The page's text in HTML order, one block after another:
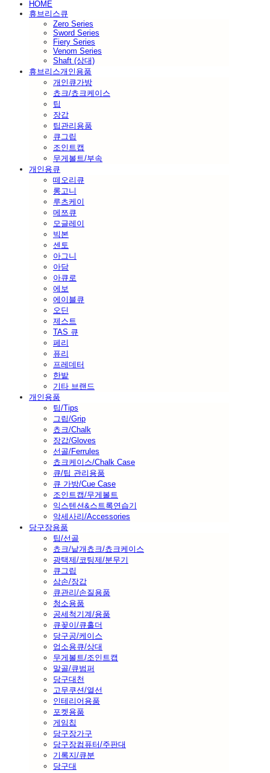
HOME
휴브리스큐
Zero Series
Sword Series
Fiery Series
Venom Series
Shaft (상대)
휴브리스개인용품
개인큐가방
쵸크/쵸크케이스
팁
장갑
팁관리용품
큐그립
조인트캡
무게볼트/부속
개인용큐
떼오리큐
롱고니
루츠케이
메쯔큐
모글레이
빅본
센토
아그니
아담
아큐로
에보
에이블큐
오딘
제스트
TAS 큐
페리
퓨리
프레데터
한밭
기타 브랜드
개인용품
팁/Tips
그립/Grip
쵸크/Chalk
장갑/Gloves
선골/Ferrules
쵸크케이스/Chalk Case
큐/팁 관리용품
큐 가방/Cue Case
조인트캡/무게볼트
익스텐션&스트록연습기
악세사리/Accessories
당구장용품
팁/선골
쵸크/낱개쵸크/쵸크케이스
광택제/코팅제/분무기
큐그립
삼손/장갑
큐관리/손질용품
청소용품
공세척기계/용품
큐꽂이/큐홀더
당구공/케이스
업소용큐/상대
무게볼트/조인트캡
말골/큐범퍼
당구대천
고무쿠션/열선
인테리어용품
포켓용품
게임칩
당구장가구
당구장컴퓨터/주판대
기록지/큐분
당구대